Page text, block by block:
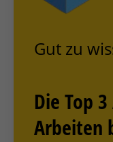
Gut zu
Die Top
Arbeiten